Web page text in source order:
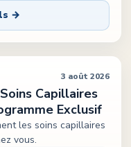
→
3 août 2026
Capillaires
Exclusif
les soins capillaires
vous.